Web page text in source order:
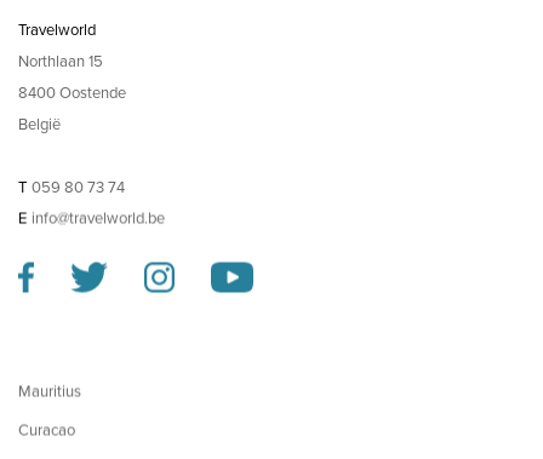
Travelworld
Northlaan 15
8400 Oostende
België
T 059 80 73 74
E info@travelworld.be
Mauritius
Curacao